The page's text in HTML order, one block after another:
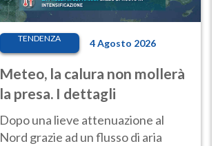
TENDENZA 4 Agosto 2026
Meteo, la calura non mollerà
la presa. I dettagli
Dopo una lieve attenuazione al
Nord grazie ad un flusso di aria